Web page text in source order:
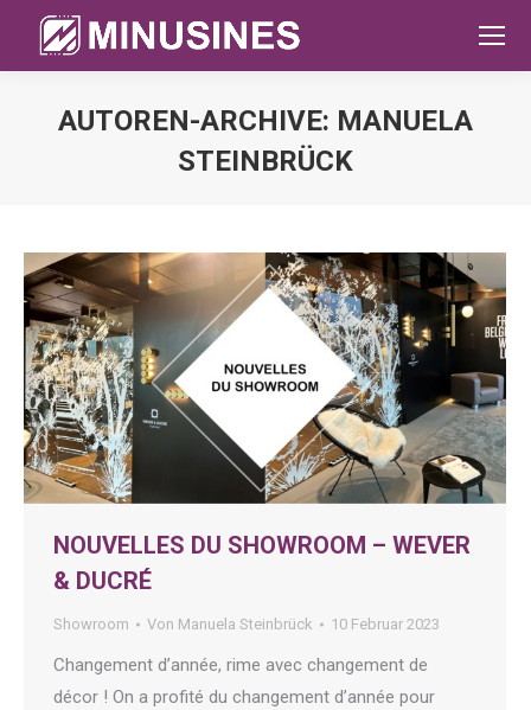
AUTOREN-ARCHIVE: MANUELA
STEINBRÜCK
NOUVELLES DU SHOWROOM – WEVER
& DUCRÉ
Showroom Von Manuela Steinbrück 10 Februar 2023
Changement d’année, rime avec changement de
décor ! On a profité du changement d’année pour